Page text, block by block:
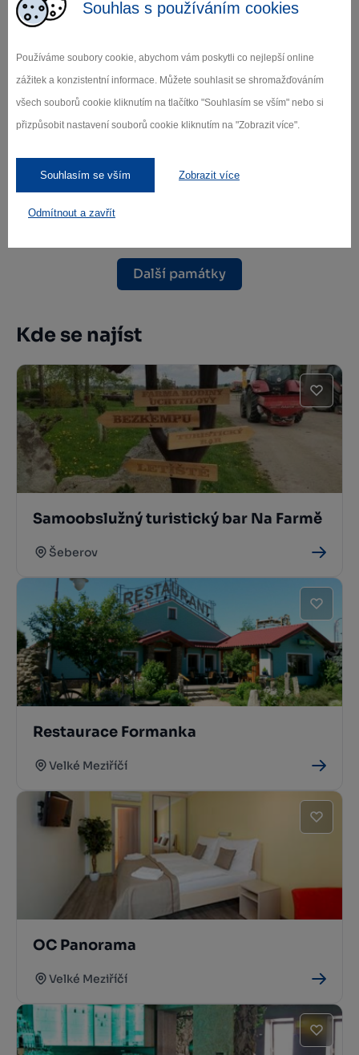
Souhlas s používáním cookies
Používáme soubory cookie, abychom vám poskytli co nejlepší online
zážitek a konzistentní informace. Můžete souhlasit se shromažďováním
všech souborů cookie kliknutím na tlačítko "Souhlasím se vším" nebo si
přizpůsobit nastavení souborů cookie kliknutím na "Zobrazit více".
Souhlasím se vším Zobrazit více
Odmítnout a zavřít
Špitální kostel sv. Kříže Velké Meziříčí
Další památky
Kde se najíst
Samoobslužný turistický bar Na Farmě
Šeberov
Restaurace Formanka
Velké Meziříčí
OC Panorama
Velké Meziříčí